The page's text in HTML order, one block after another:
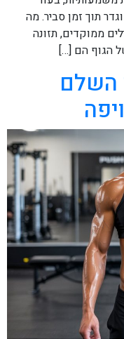
תוך זמן סביר. מה
ממוקדים, תזונה
הגוף הם […]
השלם